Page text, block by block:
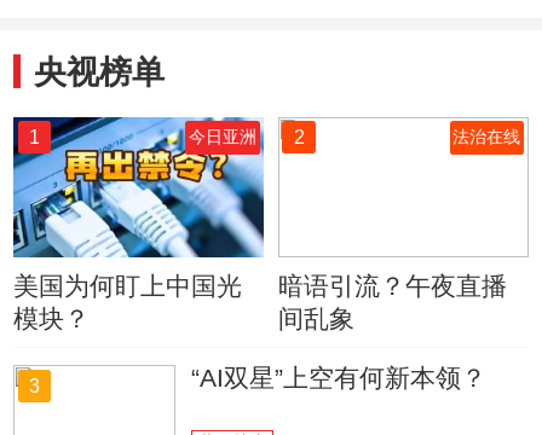
央视榜单
1 今日亚洲
美国为何盯上中国光
模块？
2 法治在线
暗语引流？午夜直播
间乱象
3 “AI双星”上空有何新本领？